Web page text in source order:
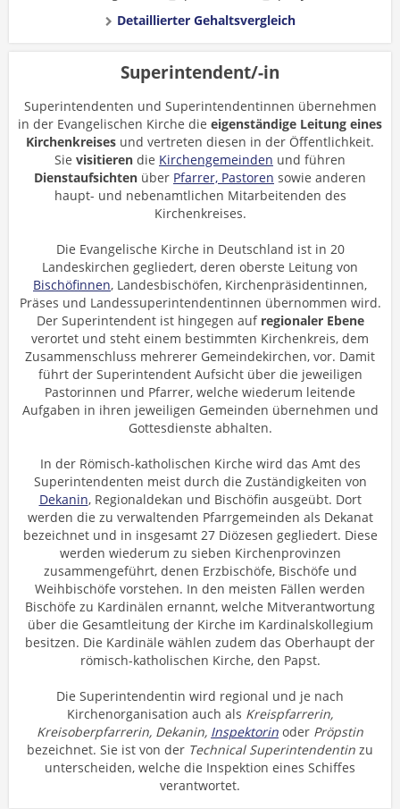
Detaillierter Gehaltsvergleich
Superintendent/-in
Superintendenten und Superintendentinnen übernehmen
in der Evangelischen Kirche die eigenständige Leitung eines
Kirchenkreises und vertreten diesen in der Öffentlichkeit.
Sie visitieren die Kirchengemeinden und führen
Dienstaufsichten über Pfarrer, Pastoren sowie anderen
haupt- und nebenamtlichen Mitarbeitenden des
Kirchenkreises.
Die Evangelische Kirche in Deutschland ist in 20
Landeskirchen gegliedert, deren oberste Leitung von
Bischöfinnen, Landesbischöfen, Kirchenpräsidentinnen,
Präses und Landessuperintendentinnen übernommen wird.
Der Superintendent ist hingegen auf regionaler Ebene
verortet und steht einem bestimmten Kirchenkreis, dem
Zusammenschluss mehrerer Gemeindekirchen, vor. Damit
führt der Superintendent Aufsicht über die jeweiligen
Pastorinnen und Pfarrer, welche wiederum leitende
Aufgaben in ihren jeweiligen Gemeinden übernehmen und
Gottesdienste abhalten.
In der Römisch-katholischen Kirche wird das Amt des
Superintendenten meist durch die Zuständigkeiten von
Dekanin, Regionaldekan und Bischöfin ausgeübt. Dort
werden die zu verwaltenden Pfarrgemeinden als Dekanat
bezeichnet und in insgesamt 27 Diözesen gegliedert. Diese
werden wiederum zu sieben Kirchenprovinzen
zusammengeführt, denen Erzbischöfe, Bischöfe und
Weihbischöfe vorstehen. In den meisten Fällen werden
Bischöfe zu Kardinälen ernannt, welche Mitverantwortung
über die Gesamtleitung der Kirche im Kardinalskollegium
besitzen. Die Kardinäle wählen zudem das Oberhaupt der
römisch-katholischen Kirche, den Papst.
Die Superintendentin wird regional und je nach
Kirchenorganisation auch als Kreispfarrerin,
Kreisoberpfarrerin, Dekanin, Inspektorin oder Pröpstin
bezeichnet. Sie ist von der Technical Superintendentin zu
unterscheiden, welche die Inspektion eines Schiffes
verantwortet.